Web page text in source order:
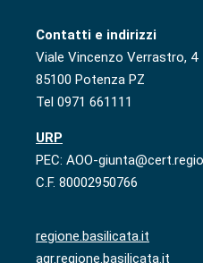
Contatti e indirizzi
Viale Vincenzo Verrastro, 4
85100 Potenza PZ
Tel 0971 661111
URP
PEC: AOO-
C.F. 80002950766
regione.basilicata.it
agr.regione.basilicata.it